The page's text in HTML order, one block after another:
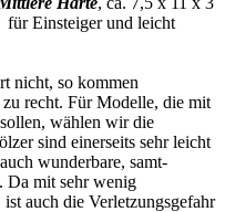
Einsteiger und leicht
nicht, so kommen
recht. Für Modelle, die mit
wählen wir die
sind einerseits sehr leicht
wunderbare, samt-
Da mit sehr wenig
auch die Verletzungsgefahr